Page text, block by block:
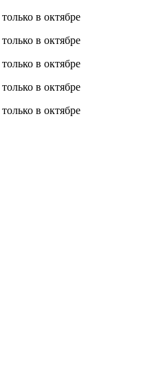
только в октябре
только в октябре
только в октябре
только в октябре
только в октябре